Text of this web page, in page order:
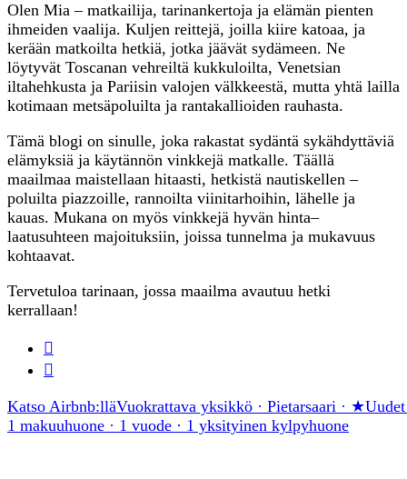
Olen Mia – matkailija, tarinankertoja ja elämän pienten
ihmeiden vaalija. Kuljen reittejä, joilla kiire katoaa, ja
kerään matkoilta hetkiä, jotka jäävät sydämeen. Ne
löytyvät Toscanan vehreiltä kukkuloilta, Venetsian
iltahehkusta ja Pariisin valojen välkkeestä, mutta yhtä lailla
kotimaan metsäpoluilta ja rantakallioiden rauhasta.
Tämä blogi on sinulle, joka rakastat sydäntä sykähdyttäviä
elämyksiä ja käytännön vinkkejä matkalle. Täällä
maailmaa maistellaan hitaasti, hetkistä nautiskellen –
poluilta piazzoille, rannoilta viinitarhoihin, lähelle ja
kauas. Mukana on myös vinkkejä hyvän hinta–
laatusuhteen majoituksiin, joissa tunnelma ja mukavuus
kohtaavat.
Tervetuloa tarinaan, jossa maailma avautuu hetki
kerrallaan!
Katso Airbnb:lläVuokrattava yksikkö · Pietarsaari · ★Uudet
1 makuuhuone · 1 vuode · 1 yksityinen kylpyhuone